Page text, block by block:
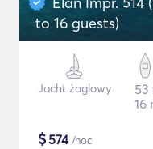
to 16 guests)
Jacht żaglowy
53
16
$574/noc